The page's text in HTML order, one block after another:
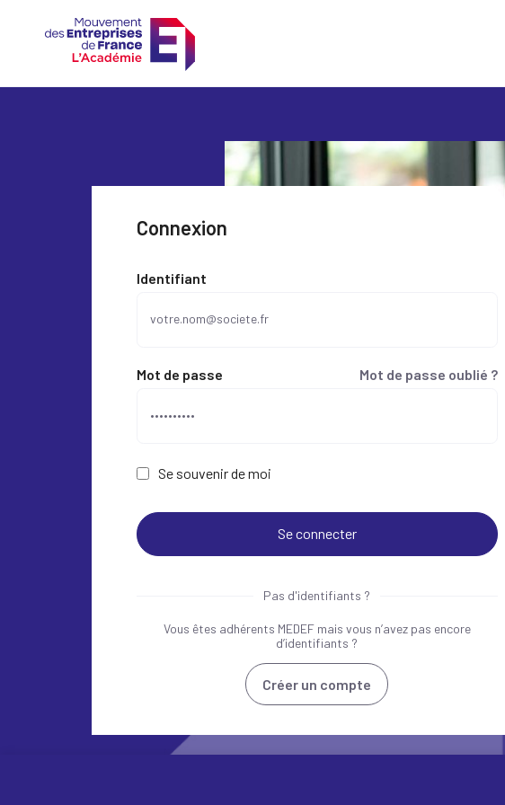
Connexion
Identifiant
Mot de passe Mot de passe oublié ?
Se souvenir de moi
Pas d'identifiants ?
Vous êtes adhérents MEDEF mais vous n’avez pas encore
d’identifiants ?
Créer un compte